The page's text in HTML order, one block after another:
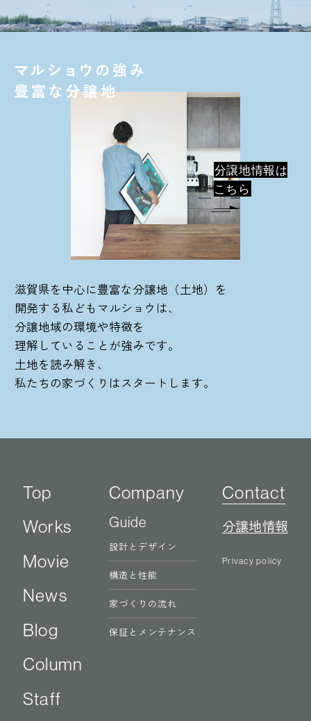
滋賀県を中心に豊富な分譲地（土地）を
開発する私どもマルショウは、
分譲地域の環境や特徴を
理解していることが強みです。
土地を読み解き、
私たちの家づくりはスタートします。
分譲地情報は
こちら
Top
Works
Movie
News
Blog
Column
Staff
Company
Guide
設計とデザイン
構造と性能
家づくりの流れ
保証とメンテナンス
Contact
分譲地情報
Privacy policy